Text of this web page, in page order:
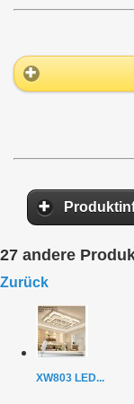
27 andere
Zurück
XW803 LED...